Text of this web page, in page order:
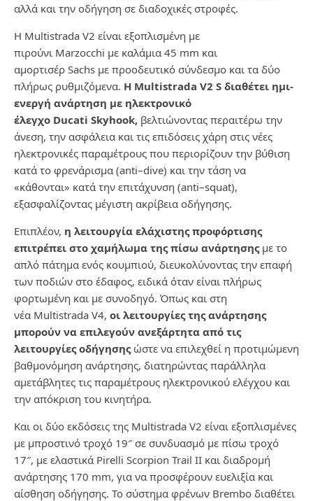
αλλά και την οδήγηση σε διαδοχικές στροφές.
Η Multistrada V2 είναι εξοπλισμένη με
πιρούνι Marzocchi με καλάμια 45 mm και
αμορτισέρ Sachs με προοδευτικό σύνδεσμο και τα δύο
πλήρως ρυθμιζόμενα. Η Multistrada V2 S διαθέτει ημι-
ενεργή ανάρτηση με ηλεκτρονικό
έλεγχο Ducati Skyhook, βελτιώνοντας περαιτέρω την
άνεση, την ασφάλεια και τις επιδόσεις χάρη στις νέες
ηλεκτρονικές παραμέτρους που περιορίζουν την βύθιση
κατά το φρενάρισμα (anti–dive) και την τάση να
«κάθονται» κατά την επιτάχυνση (anti–squat),
εξασφαλίζοντας μέγιστη ακρίβεια οδήγησης.
Επιπλέον, η λειτουργία ελάχιστης προφόρτισης
επιτρέπει στο χαμήλωμα της πίσω ανάρτησηςμε το
απλό πάτημα ενός κουμπιού, διευκολύνοντας την επαφή
των ποδιών στο έδαφος, ειδικά όταν είναι πλήρως
φορτωμένη και με συνοδηγό. Όπως και στη
νέα Multistrada V4, οι λειτουργίες της ανάρτησης
μπορούν να επιλεγούν ανεξάρτητα από τις
λειτουργίες οδήγησηςώστε να επιλεχθεί η προτιμώμενη
βαθμονόμηση ανάρτησης, διατηρώντας παράλληλα
αμετάβλητες τις παραμέτρους ηλεκτρονικού ελέγχου και
την απόκριση του κινητήρα.
Και οι δύο εκδόσεις της Multistrada V2 είναι εξοπλισμένες
με μπροστινό τροχό 19″ σε συνδυασμό με πίσω τροχό
17″, με ελαστικά Pirelli Scorpion Trail II και διαδρομή
ανάρτησης 170 mm, για να προσφέρουν ευελιξία και
αίσθηση οδήγησης. Το σύστημα φρένων Brembo διαθέτει